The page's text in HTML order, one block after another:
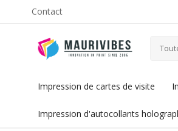
Contact
Impression de cartes de visite
Impression d'autocollants